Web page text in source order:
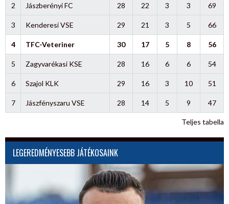
2 Jászberényi FC 28 22 3 3 69
3 Kenderesi VSE 29 21 3 5 66
4 TFC-Veteriner 30 17 5 8 56
5 Zagyvarékasi KSE 28 16 6 6 54
6 Szajol KLK 29 16 3 10 51
7 Jászfényszaru VSE 28 14 5 9 47
Teljes tabella
LEGEREDMÉNYESEBB JÁTÉKOSAINK